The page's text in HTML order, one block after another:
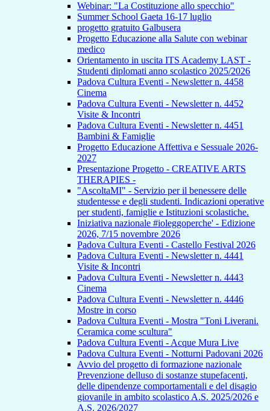
Webinar: "La Costituzione allo specchio"
Summer School Gaeta 16-17 luglio
progetto gratuito Galbusera
Progetto Educazione alla Salute con webinar
medico
Orientamento in uscita ITS Academy LAST -
Studenti diplomati anno scolastico 2025/2026
Padova Cultura Eventi - Newsletter n. 4458
Cinema
Padova Cultura Eventi - Newsletter n. 4452
Visite & Incontri
Padova Cultura Eventi - Newsletter n. 4451
Bambini & Famiglie
Progetto Educazione Affettiva e Sessuale 2026-
2027
Presentazione Progetto - CREATIVE ARTS
THERAPIES -
"AscoltaMI" - Servizio per il benessere delle
studentesse e degli studenti. Indicazioni operative
per studenti, famiglie e Istituzioni scolastiche.
Iniziativa nazionale #ioleggoperche' - Edizione
2026, 7/15 novembre 2026
Padova Cultura Eventi - Castello Festival 2026
Padova Cultura Eventi - Newsletter n. 4441
Visite & Incontri
Padova Cultura Eventi - Newsletter n. 4443
Cinema
Padova Cultura Eventi - Newsletter n. 4446
Mostre in corso
Padova Cultura Eventi - Mostra "Toni Liverani.
Ceramica come scultura"
Padova Cultura Eventi - Acque Mura Live
Padova Cultura Eventi - Notturni Padovani 2026
Avvio del progetto di formazione nazionale
Prevenzione delluso di sostanze stupefacenti,
delle dipendenze comportamentali e del disagio
giovanile in ambito scolastico A.S. 2025/2026 e
A.S. 2026/2027